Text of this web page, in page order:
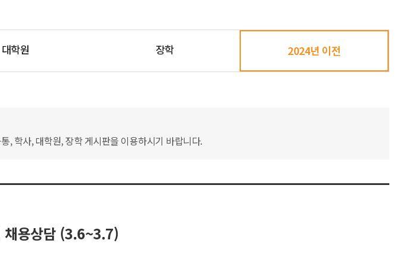
대학원 장학 2024년 이전
, 학사, 대학원, 장학 게시판을 이용하시기 바랍니다.
채용상담 (3.6~3.7)